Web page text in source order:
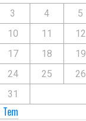
3
4 5
10
11 12
17
18 19
24
25 26
31